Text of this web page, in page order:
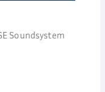
Soundsystem